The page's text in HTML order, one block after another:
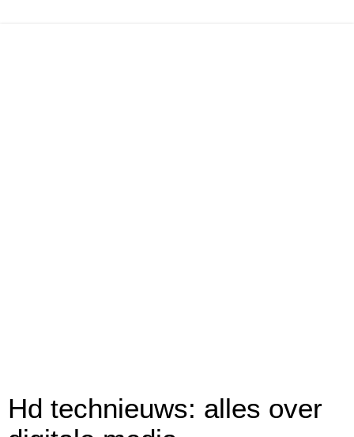
Hd technieuws: alles over